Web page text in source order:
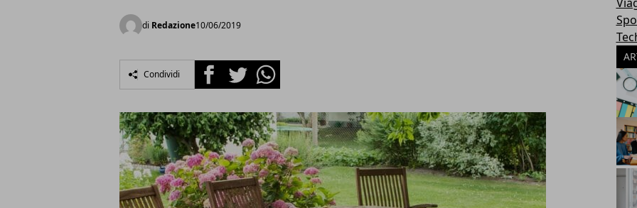
di Redazione10/06/2019
Condividi FacebookTwitterWhatsapp